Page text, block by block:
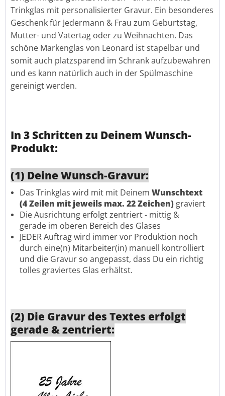
Trinkglas mit personalisierter Gravur. Ein besonderes
Geschenk für Jedermann & Frau zum Geburtstag,
Mutter- und Vatertag oder zu Weihnachten. Das
schöne Markenglas von Leonard ist stapelbar und
somit auch platzsparend im Schrank aufzubewahren
und es kann natürlich auch in der Spülmaschine
gereinigt werden.
In 3 Schritten zu Deinem Wunsch-
Produkt:
(1) Deine Wunsch-Gravur:
Das Trinkglas wird mit mit DeinemWunschtext
(4 Zeilen mit jeweils max. 22 Zeichen) graviert
Die Ausrichtung erfolgt zentriert - mittig &
gerade im oberen Bereich des Glases
JEDER Auftrag wird immer vor Produktion noch
durch eine(n) Mitarbeiter(in) manuell kontrolliert
und die Gravur so angepasst, dass Du ein richtig
tolles graviertes Glas erhältst.
(2) Die Gravur des Textes erfolgt
gerade & zentriert: